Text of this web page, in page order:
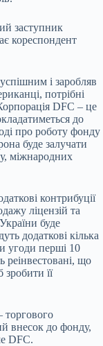
заступник
кореспондент
і заробляв
потрібні
DFC – це
до
про роботу фонду
буде залучати
міжнародних
контрибуції
ліцензій та
буде
додаткові кілька
угоди перші 10
реінвестовані, що
зробити її
торгового
внесок до фонду,
DFC.